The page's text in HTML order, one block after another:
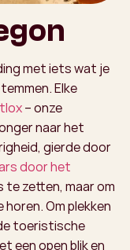
met iets wat je
Elke
– onze
naar het
gierde door
door het
te zetten, maar om
Om plekken
toeristische
een open blik en